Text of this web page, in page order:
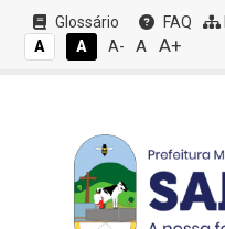
Glossário FAQ
A
A A- A A+